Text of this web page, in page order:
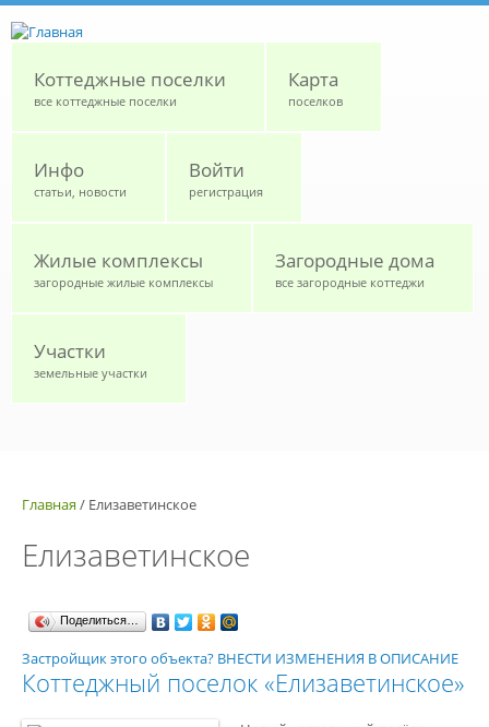
Коттеджные поселки
все коттеджные поселки
Карта
поселков
Инфо
статьи, новости
Войти
регистрация
Жилые комплексы
загородные жилые комплексы
Загородные дома
все загородные коттеджи
Участки
земельные участки
Главная / Елизаветинское
Елизаветинское
Поделиться…
Застройщик этого объекта? ВНЕСТИ ИЗМЕНЕНИЯ В ОПИСАНИЕ
Коттеджный поселок «Елизаветинское»